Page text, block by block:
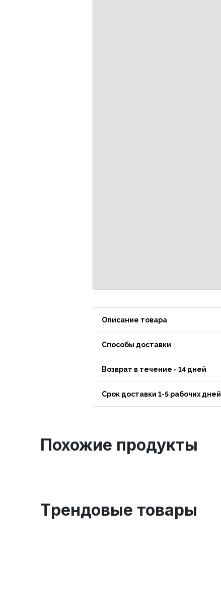
Описание товара
Способы доставки
Возврат в течение - 14 дней
Срок доставки 1-5 рабочих дней
Похожие продукты
Tрендовые товары